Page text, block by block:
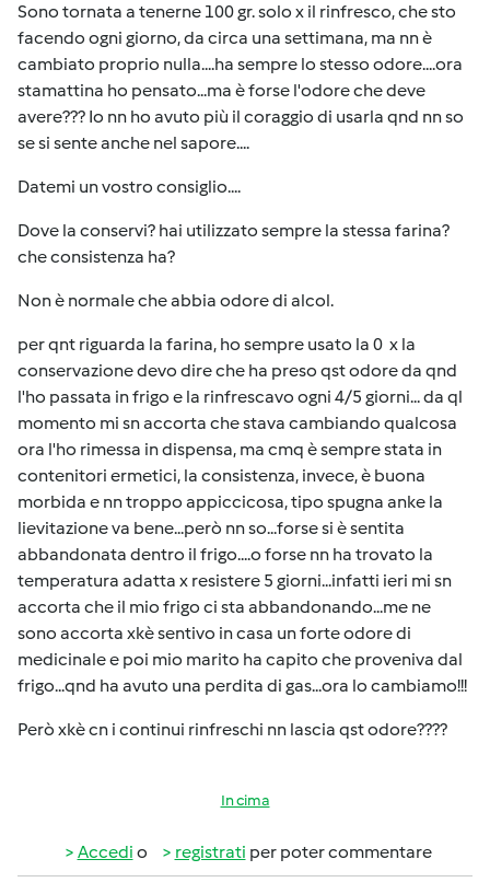
Sono tornata a tenerne 100 gr. solo x il rinfresco, che sto
facendo ogni giorno, da circa una settimana, ma nn è
cambiato proprio nulla....ha sempre lo stesso odore....ora
stamattina ho pensato...ma è forse l'odore che deve
avere??? Io nn ho avuto più il coraggio di usarla qnd nn so
se si sente anche nel sapore....
Datemi un vostro consiglio....
Dove la conservi? hai utilizzato sempre la stessa farina?
che consistenza ha?
Non è normale che abbia odore di alcol.
per qnt riguarda la farina, ho sempre usato la 0 x la
conservazione devo dire che ha preso qst odore da qnd
l'ho passata in frigo e la rinfrescavo ogni 4/5 giorni... da ql
momento mi sn accorta che stava cambiando qualcosa
ora l'ho rimessa in dispensa, ma cmq è sempre stata in
contenitori ermetici, la consistenza, invece, è buona
morbida e nn troppo appiccicosa, tipo spugna anke la
lievitazione va bene...però nn so...forse si è sentita
abbandonata dentro il frigo....o forse nn ha trovato la
temperatura adatta x resistere 5 giorni...infatti ieri mi sn
accorta che il mio frigo ci sta abbandonando...me ne
sono accorta xkè sentivo in casa un forte odore di
medicinale e poi mio marito ha capito che proveniva dal
frigo...qnd ha avuto una perdita di gas...ora lo cambiamo!!!
Però xkè cn i continui rinfreschi nn lascia qst odore????
In cima
Accedi o registrati per poter commentare